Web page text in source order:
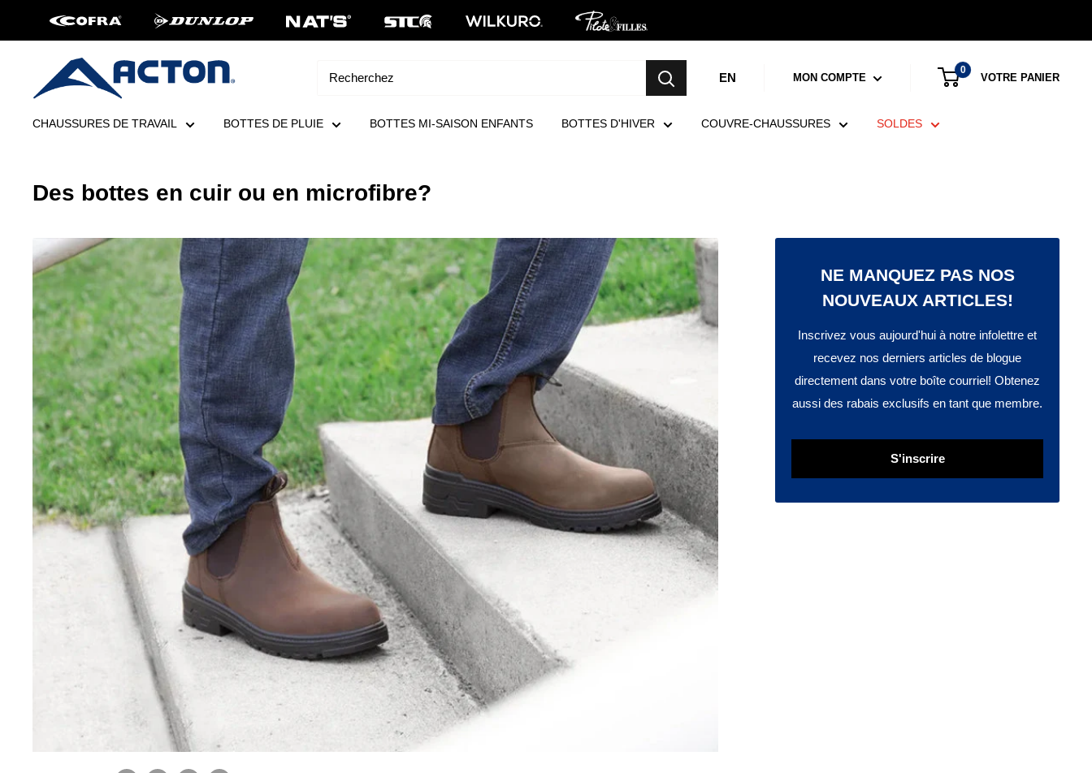
Acton
Canada
EN MON COMPTE
0
VOTRE PANIER
CHAUSSURES DE TRAVAIL BOTTES DE PLUIE BOTTES MI-SAISON ENFANTS BOTTES D'HIVER COUVRE-CHAUSSURES SOLDES
Des bottes en cuir ou en microfibre?
NE MANQUEZ PAS NOS
NOUVEAUX ARTICLES!
Inscrivez vous aujourd'hui à notre infolettre et
recevez nos derniers articles de blogue
directement dans votre boîte courriel! Obtenez
aussi des rabais exclusifs en tant que membre.
S'inscrire